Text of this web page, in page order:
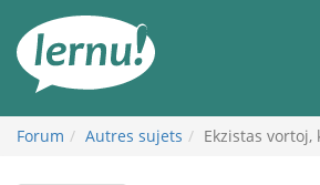
contenu
Forum Autres sujets Ekzistas